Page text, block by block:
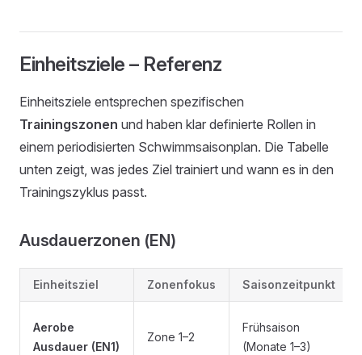
Einheitsziele – Referenz
Einheitsziele entsprechen spezifischen
Trainingszonen und haben klar definierte Rollen in
einem periodisierten Schwimmsaisonplan. Die Tabelle
unten zeigt, was jedes Ziel trainiert und wann es in den
Trainingszyklus passt.
Ausdauerzonen (EN)
Einheitsziel Zonenfokus Saisonzeitpunkt
Aerobe
Ausdauer (EN1)
Zone 1–2
Frühsaison
(Monate 1–3)